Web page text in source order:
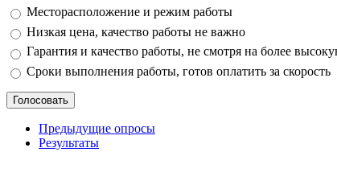
Варианты
Месторасположение и режим работы
Низкая цена, качество работы не важно
Гарантия и качество работы, не смотря на более
Сроки выполнения работы, готов оплатить за скорость
Предыдущие опросы
Результаты